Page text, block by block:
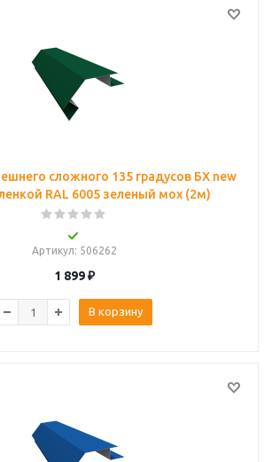
сложного 135 градусов БХ new
RAL 6005 зеленый мох (2м)
Артикул: 506262
1 899₽
В корзину